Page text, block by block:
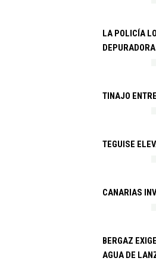
LA POLICÍA
TINAJO
TEGUISE
CANARIAS
BERGAZ
AGUA DE